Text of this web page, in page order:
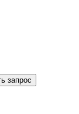
запрос